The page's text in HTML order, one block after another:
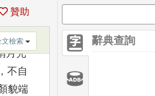
贊助
文檢索
，[3]
所謂王
月光
， 不自
貌端
辭典查詢